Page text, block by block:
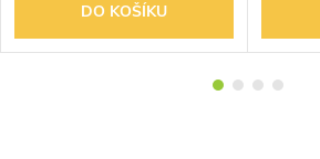
DO KOŠÍKU